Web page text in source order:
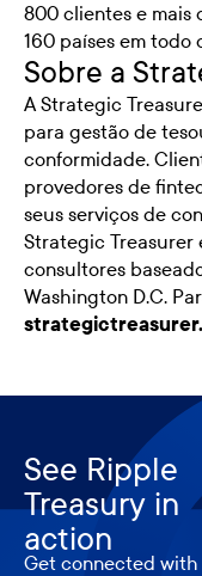
800 clientes e mais
160 países em todo
Sobre a
A Strategic
para gestão de
conformidade.
provedores de
seus serviços de
Strategic Treasurer
consultores
Washington D.C.
See Ripple
Treasury in
action
Get connected with